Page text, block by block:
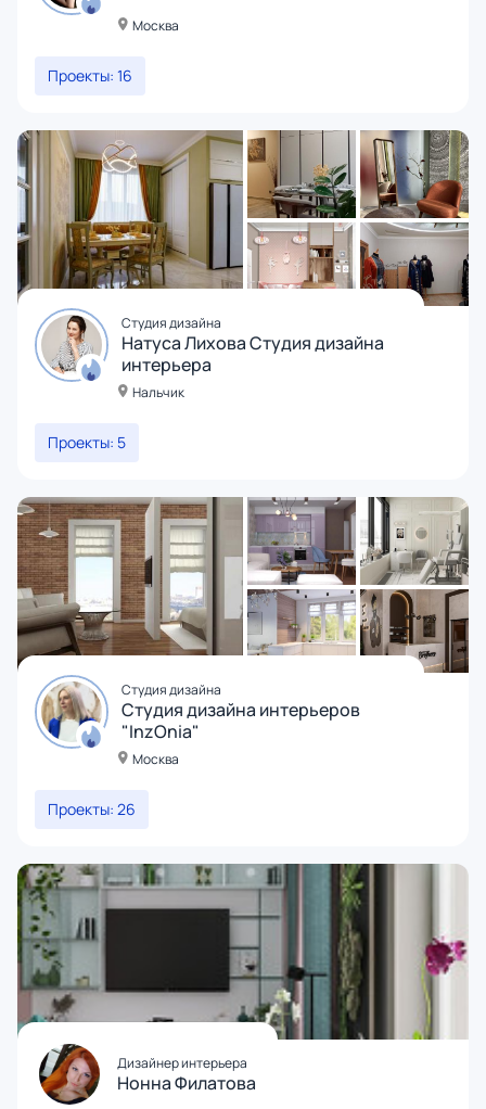
Москва
Проекты: 16
Студия дизайна
Натуса Лихова Студия дизайна
интерьера
Нальчик
Проекты: 5
Студия дизайна
Студия дизайна интерьеров
"InzOnia"
Москва
Проекты: 26
Дизайнер интерьера
Нонна Филатова